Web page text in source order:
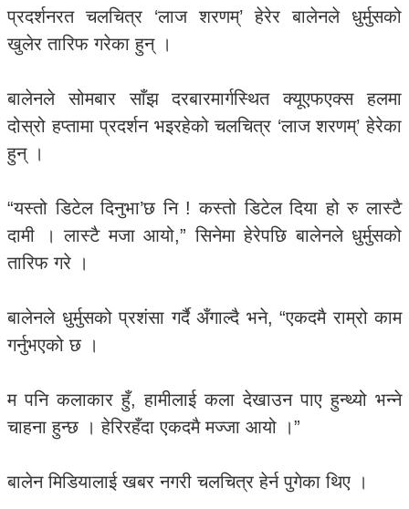
प्रदर्शनरत चलचित्र ‘लाज शरणम्’ हेरेर बालेनले धुर्मुसको
खुलेर तारिफ गरेका हुन् ।
बालेनले सोमबार साँझ दरबारमार्गस्थित क्यूएफएक्स हलमा
दोस्रो हप्तामा प्रदर्शन भइरहेको चलचित्र ‘लाज शरणम्’ हेरेका
हुन् ।
“यस्तो डिटेल दिनुभा’छ नि ! कस्तो डिटेल दिया हो रु लास्टै
दामी । लास्टै मजा आयो,” सिनेमा हेरेपछि बालेनले धुर्मुसको
तारिफ गरे ।
बालेनले धुर्मुसको प्रशंसा गर्दै अँगाल्दै भने, “एकदमै राम्रो काम
गर्नुभएको छ ।
म पनि कलाकार हुँ, हामीलाई कला देखाउन पाए हुन्थ्यो भन्ने
चाहना हुन्छ । हेरिरहँदा एकदमै मज्जा आयो ।”
बालेन मिडियालाई खबर नगरी चलचित्र हेर्न पुगेका थिए ।